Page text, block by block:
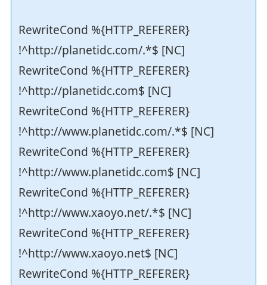
RewriteCond %{HTTP_REFERER}
!^http://planetidc.com/.*$ [NC]
RewriteCond %{HTTP_REFERER}
!^http://planetidc.com$ [NC]
RewriteCond %{HTTP_REFERER}
!^http://www.planetidc.com/.*$ [NC]
RewriteCond %{HTTP_REFERER}
!^http://www.planetidc.com$ [NC]
RewriteCond %{HTTP_REFERER}
!^http://www.xaoyo.net/.*$ [NC]
RewriteCond %{HTTP_REFERER}
!^http://www.xaoyo.net$ [NC]
RewriteCond %{HTTP_REFERER}